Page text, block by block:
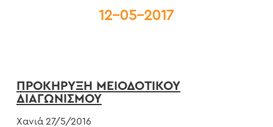
12-05-2017
ΠΡΟΚΗΡΥΞΗ ΜΕΙΟΔΟΤΙΚΟΥ
ΔΙΑΓΩΝΙΣΜΟΥ
Χανιά 27/5/2016